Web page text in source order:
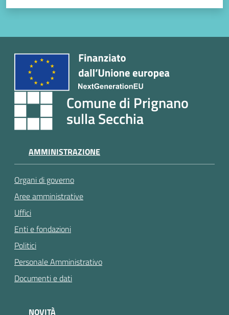
Comune di Prignano
sulla Secchia
AMMINISTRAZIONE
Organi di governo
Aree amministrative
Uffici
Enti e fondazioni
Politici
Personale Amministrativo
Documenti e dati
NOVITÀ